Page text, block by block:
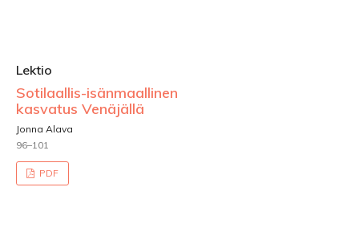
Lektio
Sotilaallis-isänmaallinen
kasvatus Venäjällä
Jonna Alava
96–101
PDF